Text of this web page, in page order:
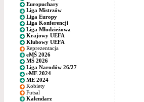
Europuchary
Liga Mistrzów
Liga Europy
Liga Konferencji
Liga Młodzieżowa
Krajowy UEFA
Klubowy UEFA
Reprezentacja
eMŚ 2026
MŚ 2026
Liga Narodów 26/27
eME 2024
ME 2024
Kobiety
Futsal
Kalendarz